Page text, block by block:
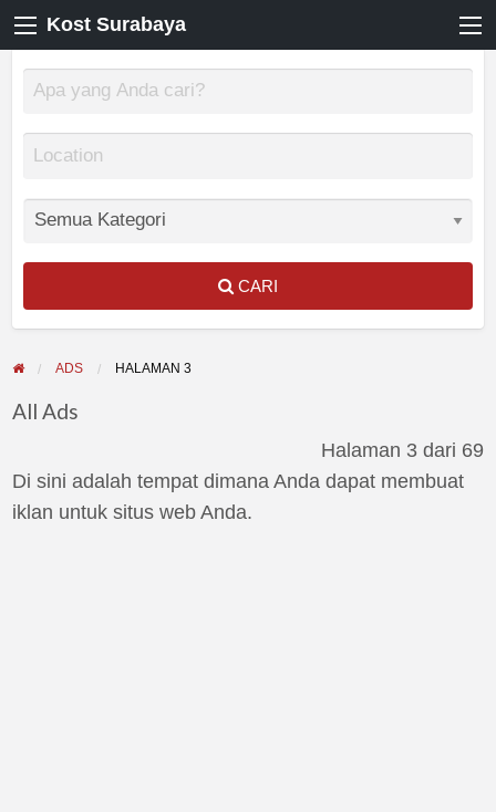
Kost Surabaya
CARI
ADS HALAMAN 3
All Ads
Halaman 3 dari 69
Di sini adalah tempat dimana Anda dapat membuat
iklan untuk situs web Anda.